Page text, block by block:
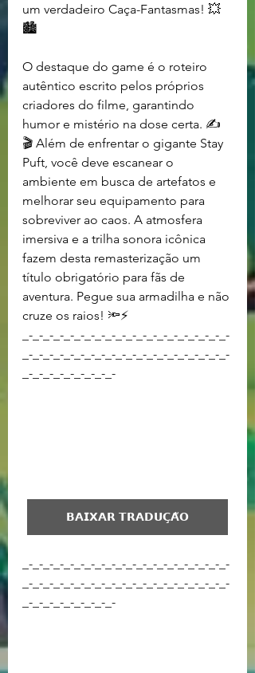
um verdadeiro Caça-Fantasmas! 💥
🏙️
O destaque do game é o roteiro
autêntico escrito pelos próprios
criadores do filme, garantindo
humor e mistério na dose certa. ✍️
🎬 Além de enfrentar o gigante Stay
Puft, você deve escanear o
ambiente em busca de artefatos e
melhorar seu equipamento para
sobreviver ao caos. A atmosfera
imersiva e a trilha sonora icônica
fazem desta remasterização um
título obrigatório para fãs de
aventura. Pegue sua armadilha e não
cruze os raios! 🔦⚡
_-_-_-_-_-_-_-_-_-_-_-_-_-_-_-_-_-_-_-_-
_-_-_-_-_-_-_-_-_-_-_-_-_-_-_-_-_-_-_-_-
_-_-_-_-_-_-_-_-_-
𝗕𝗔𝗜𝗫𝗔𝗥 𝗧𝗥𝗔𝗗𝗨𝗖̧𝗔̃𝗢
_-_-_-_-_-_-_-_-_-_-_-_-_-_-_-_-_-_-_-_-
_-_-_-_-_-_-_-_-_-_-_-_-_-_-_-_-_-_-_-_-
_-_-_-_-_-_-_-_-_-